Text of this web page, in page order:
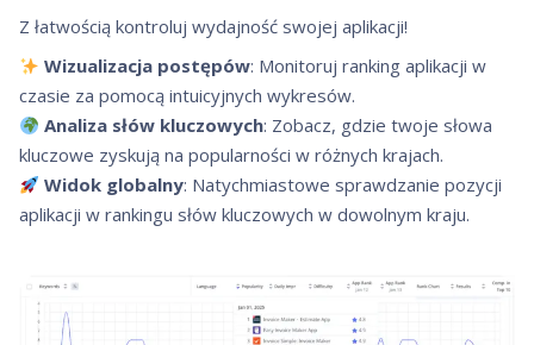
Z łatwością kontroluj wydajność swojej aplikacji!
Wizualizacja postępów: Monitoruj ranking aplikacji w
czasie za pomocą intuicyjnych wykresów.
Analiza słów kluczowych: Zobacz, gdzie twoje słowa
kluczowe zyskują na popularności w różnych krajach.
Widok globalny: Natychmiastowe sprawdzanie pozycji
aplikacji w rankingu słów kluczowych w dowolnym kraju.